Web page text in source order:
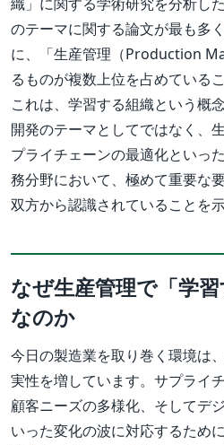
のテーマに関する論文が最も多
に、「生産管理（Production
るものが複数上位を占めている
これは、学習する組織という概
開発のテーマとしてではなく、
プライチェーンの最適化といっ
務分野において、極めて重要な
双方から認識されていることを示
なぜ生産管理で「学
なのか
今日の製造業を取り巻く環境は
実性を増しています。サプライ
顧客ニーズの多様化、そしてデ
いった変化の波に対応するため